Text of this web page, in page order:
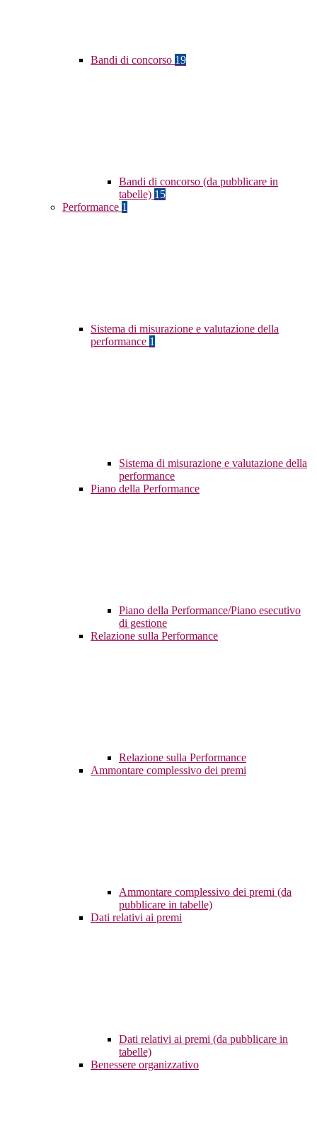
Bandi di concorso 19
Bandi di concorso (da pubblicare in
tabelle) 15
Performance 1
Sistema di misurazione e valutazione della
performance 1
Sistema di misurazione e valutazione della
performance
Piano della Performance
Piano della Performance/Piano esecutivo
di gestione
Relazione sulla Performance
Relazione sulla Performance
Ammontare complessivo dei premi
Ammontare complessivo dei premi (da
pubblicare in tabelle)
Dati relativi ai premi
Dati relativi ai premi (da pubblicare in
tabelle)
Benessere organizzativo